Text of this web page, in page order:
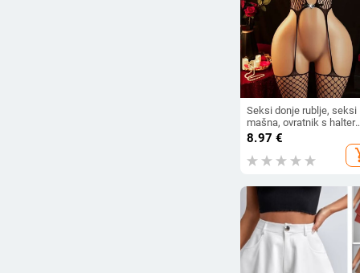
Seksi donje rublje, seksi
mašna, ovratnik s halter
ovratnikom, čarape s
jednodijelno mrežasto
8.97 €